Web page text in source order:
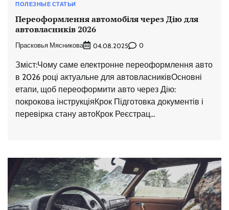
ПОЛЕЗНЫЕ СТАТЬИ
Переоформлення автомобіля через Дію для
автовласників 2026
Прасковья Мясникова 04.08.2025 0
Зміст:Чому саме електронне переоформлення авто
в 2026 році актуальне для автовласниківОсновні
етапи, щоб переоформити авто через Дію:
покрокова інструкціяКрок Підготовка документів і
перевірка стану автоКрок Реєстрац…